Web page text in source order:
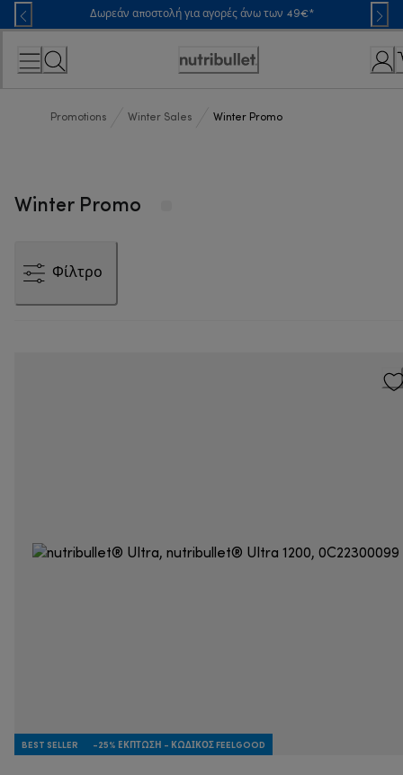
Skip
to
Content
Δωρεάν αποστολή για αγορές άνω των 49€*
Accessibility
Promotions Winter Sales Winter Promo
Winter Promo
Φίλτρο
BEST SELLER -25% ΈΚΠΤΩΣΗ - ΚΩΔΙΚΌΣ FEELGOOD